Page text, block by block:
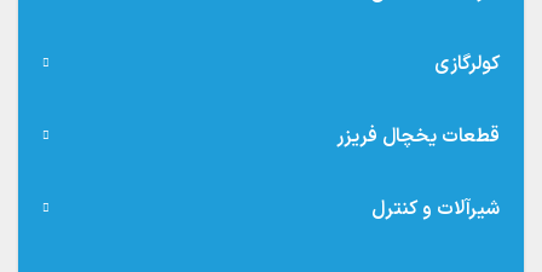
کولرگازی
قطعات یخچال فریزر
شیرآلات و کنترل